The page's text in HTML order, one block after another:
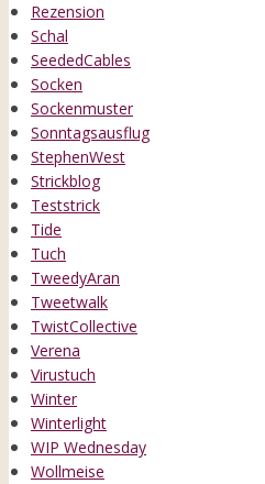
Rezension
Schal
SeededCables
Socken
Sockenmuster
Sonntagsausflug
StephenWest
Strickblog
Teststrick
Tide
Tuch
TweedyAran
Tweetwalk
TwistCollective
Verena
Virustuch
Winter
Winterlight
WIP Wednesday
Wollmeise